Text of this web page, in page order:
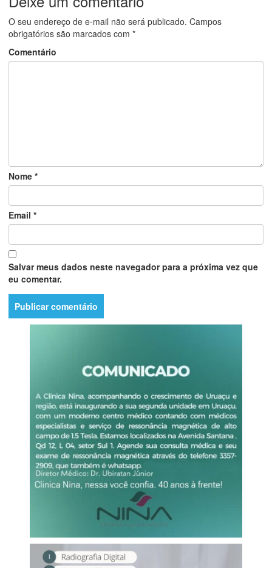
O seu endereço de e-mail não será publicado. Campos
obrigatórios são marcados com *
Comentário
Nome *
Email *
Salvar meus dados neste navegador para a próxima vez que
eu comentar.